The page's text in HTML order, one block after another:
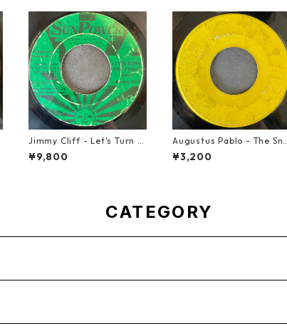
Jimmy Cliff - Let's Turn T
he Table【7-21999】
¥9,800
Augustus Pablo - The Sni
per【7-21945】
¥3,200
CATEGORY